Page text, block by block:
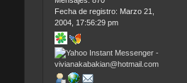
Fecha de registro: Marzo 21,
2004, 17:56:29 pm